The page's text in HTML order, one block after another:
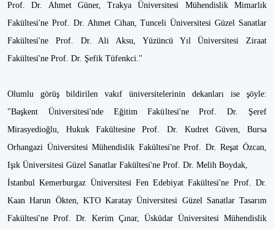
Prof. Dr. Ahmet Güner, Trakya Üniversitesi Mühendislik Mimarlık
Fakültesi'ne Prof. Dr. Ahmet Cihan, Tunceli Üniversitesi Güzel Sanatlar
Fakültesi'ne Prof. Dr. Ali Aksu, Yüzüncü Yıl Üniversitesi Ziraat
Fakültesi'ne Prof. Dr. Şefik Tüfenkci.''
Olumlu görüş bildirilen vakıf üniversitelerinin dekanları ise şöyle:
"Başkent Üniversitesi'nde Eğitim Fakültesi'ne Prof. Dr. Şeref
Mirasyedioğlu, Hukuk Fakültesine Prof. Dr. Kudret Güven, Bursa
Orhangazi Üniversitesi Mühendislik Fakültesi'ne Prof. Dr. Reşat Özcan,
Işık Üniversitesi Güzel Sanatlar Fakültesi'ne Prof. Dr. Melih Boydak,
İstanbul Kemerburgaz Üniversitesi Fen Edebiyat Fakültesi'ne Prof. Dr.
Kaan Harun Ökten, KTO Karatay Üniversitesi Güzel Sanatlar Tasarım
Fakültesi'ne Prof. Dr. Kerim Çınar, Üsküdar Üniversitesi Mühendislik